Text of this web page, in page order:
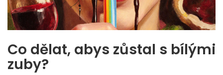
Co dělat, abys zůstal s bílými
zuby?